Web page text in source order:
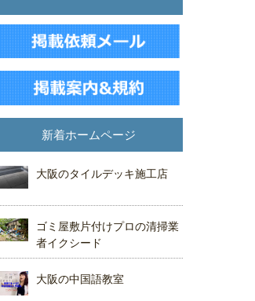
新着ホームページ
大阪のタイルデッキ施工店
ゴミ屋敷片付けプロの清掃業
者イクシード
大阪の中国語教室